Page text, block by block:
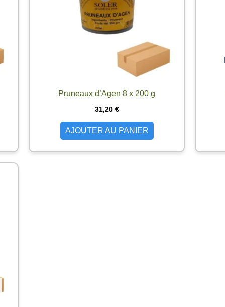
Pruneaux d’Agen 8 x 200 g
31,20 €
AJOUTER AU PANIER